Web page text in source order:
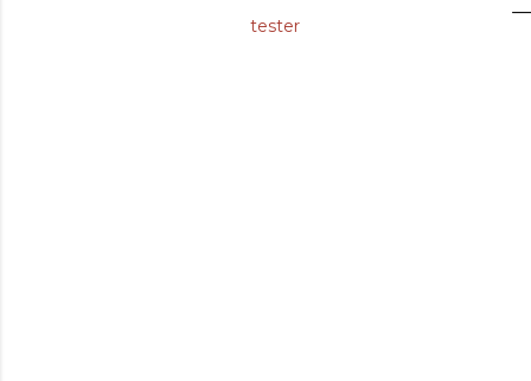
tester